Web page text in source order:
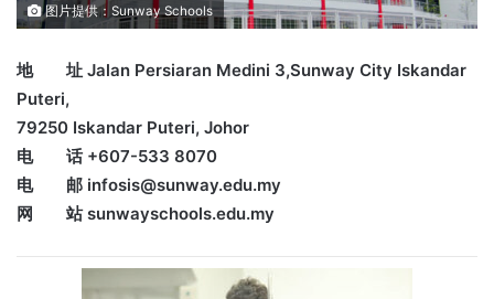
图片提供：Sunway Schools
地 址 Jalan Persiaran Medini 3,Sunway City Iskandar
Puteri,
79250 Iskandar Puteri, Johor
电 话 +607-533 8070
电 邮 infosis@sunway.edu.my
网 站 sunwayschools.edu.my